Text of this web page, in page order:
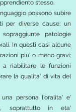
stesso.
possono subire
per diverse cause: un
patologie
In questi casi alcune
piu' o meno gravi;
a riabilitare le funzioni
la qualita' di vita del
persona l'oralita' e'
soprattutto in eta'